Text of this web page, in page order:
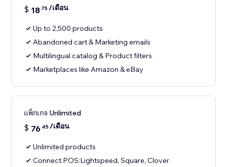
$ 18 75/เดือน
Up to 2,500 products
Abandoned cart & Marketing emails
Multilingual catalog & Product filters
Marketplaces like Amazon & eBay
แพ็กเกจ Unlimited
$ 76 45/เดือน
Unlimited products
Connect POS:Lightspeed, Square, Clover